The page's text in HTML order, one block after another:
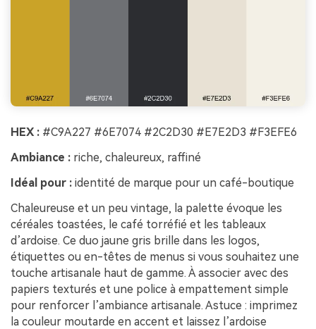
HEX : #C9A227 #6E7074 #2C2D30 #E7E2D3 #F3EFE6
Ambiance : riche, chaleureux, raffiné
Idéal pour : identité de marque pour un café-boutique
Chaleureuse et un peu vintage, la palette évoque les
céréales toastées, le café torréfié et les tableaux
d’ardoise. Ce duo jaune gris brille dans les logos,
étiquettes ou en-têtes de menus si vous souhaitez une
touche artisanale haut de gamme. À associer avec des
papiers texturés et une police à empattement simple
pour renforcer l’ambiance artisanale. Astuce : imprimez
la couleur moutarde en accent et laissez l’ardoise